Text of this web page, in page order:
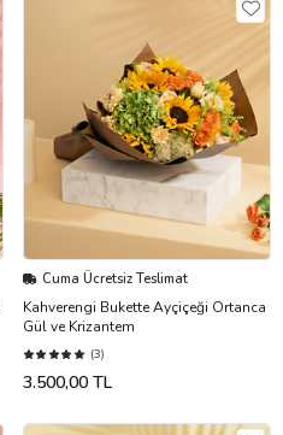
Cuma Ücretsiz Teslimat
Kahverengi Bukette Ayçiçeği Ortanca
Gül ve Krizantem
(3)
3.500,00 TL